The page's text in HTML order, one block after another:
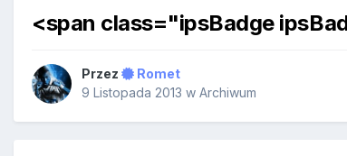
<span class="ipsBadge
Przez
Romet
9 Listopada 2013 w Archiwum